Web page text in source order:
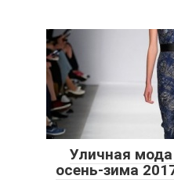
Уличная
осень-зима